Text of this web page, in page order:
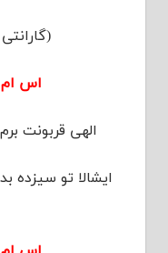
اس ام
الهی قربونت
ایشالا تو سیزده